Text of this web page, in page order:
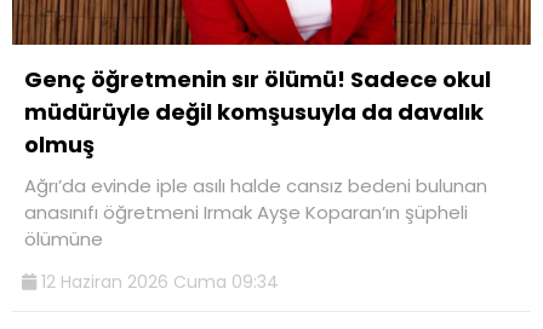
Genç öğretmenin sır ölümü! Sadece okul
müdürüyle değil komşusuyla da davalık
olmuş
Ağrı’da evinde iple asılı halde cansız bedeni bulunan
anasınıfı öğretmeni Irmak Ayşe Koparan’ın şüpheli
ölümüne
12 Haziran 2026 Cuma 09:34